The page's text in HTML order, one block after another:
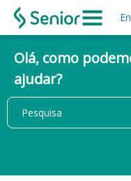
Olá, como
ajudar?